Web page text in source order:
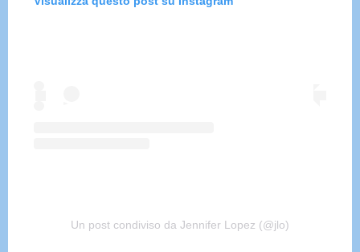
Un post condiviso da Jennifer Lopez (@jlo)